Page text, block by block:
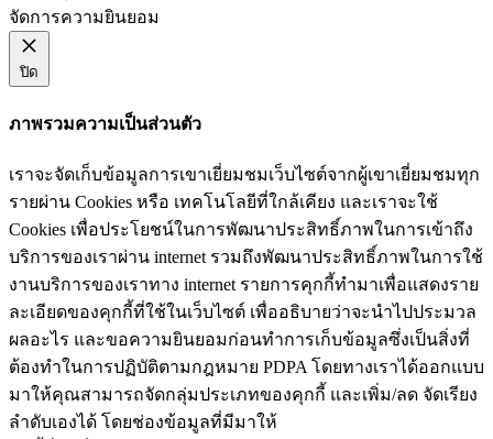
จัดการความยินยอม
ปิด
ภาพรวมความเป็นส่วนตัว
เราจะจัดเก็บข้อมูลการเขาเยี่ยมชมเว็บไซต์จากผู้เขาเยี่ยมชมทุก
รายผ่าน Cookies หรือ เทคโนโลยีที่ใกล้เคียง และเราจะใช้
Cookies เพื่อประโยชน์ในการพัฒนาประสิทธิ์ภาพในการเข้าถึง
บริการของเราผ่าน internet รวมถึงพัฒนาประสิทธิ์ภาพในการใช้
งานบริการของเราทาง internet รายการคุกกี้ทำมาเพื่อแสดงราย
ละเอียดของคุกกี้ที่ใช้ในเว็บไซต์ เพื่ออธิบายว่าจะนำไปประมวล
ผลอะไร และขอความยินยอมก่อนทำการเก็บข้อมูลซึ่งเป็นสิ่งที่
ต้องทำในการปฏิบัติตามกฎหมาย PDPA โดยทางเราได้ออกแบบ
มาให้คุณสามารถจัดกลุ่มประเภทของคุกกี้ และเพิ่ม/ลด จัดเรียง
ลำดับเองได้ โดยช่องข้อมูลที่มีมาให้